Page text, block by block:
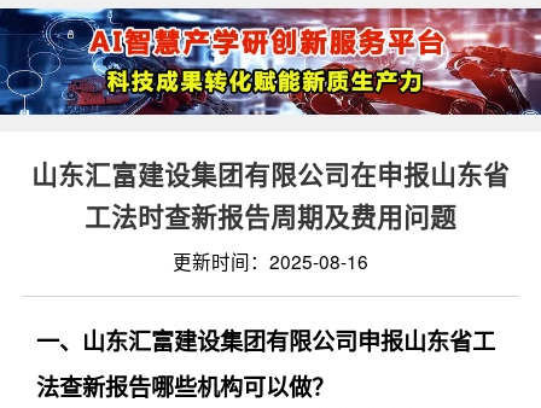
山东汇富建设集团有限公司在申报山东省
工法时查新报告周期及费用问题
更新时间：2025-08-16
一、山东汇富建设集团有限公司申报山东省工
法查新报告哪些机构可以做？